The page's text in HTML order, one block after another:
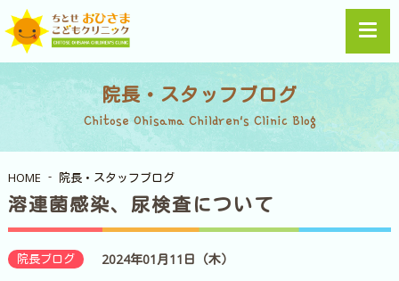
院長・スタッフブログ
Chitose Ohisama Children's Clinic Blog
HOME 院長・スタッフブログ
溶連菌感染、尿検査について
院長ブログ 2024年01月11日（木）